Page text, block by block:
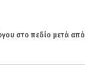
στο πεδίο μετά από